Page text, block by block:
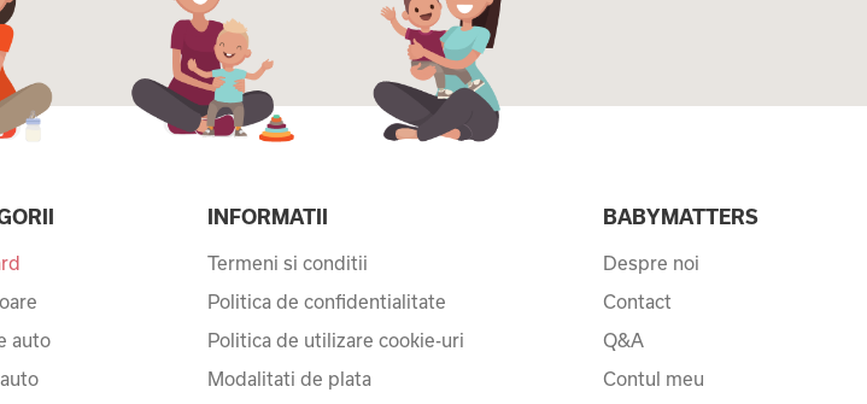
auto
INFORMATII
Termeni si conditii
Politica de confidentialitate
Politica de utilizare cookie-uri
Modalitati de plata
BABYMATTERS
Despre noi
Contact
Q&A
Contul meu